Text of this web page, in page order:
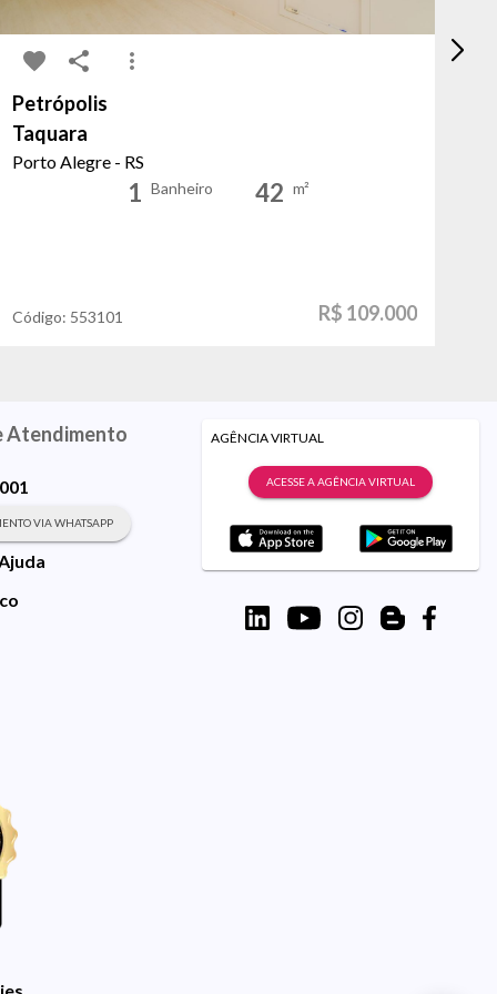
Petrópolis
Taquara
Porto Alegre - RS
1 Banheiro 42 m²
Código: 553101 R$ 109.000
Atendimento
VIA WHATSAPP
AGÊNCIA VIRTUAL
ACESSE A AGÊNCIA VIRTUAL